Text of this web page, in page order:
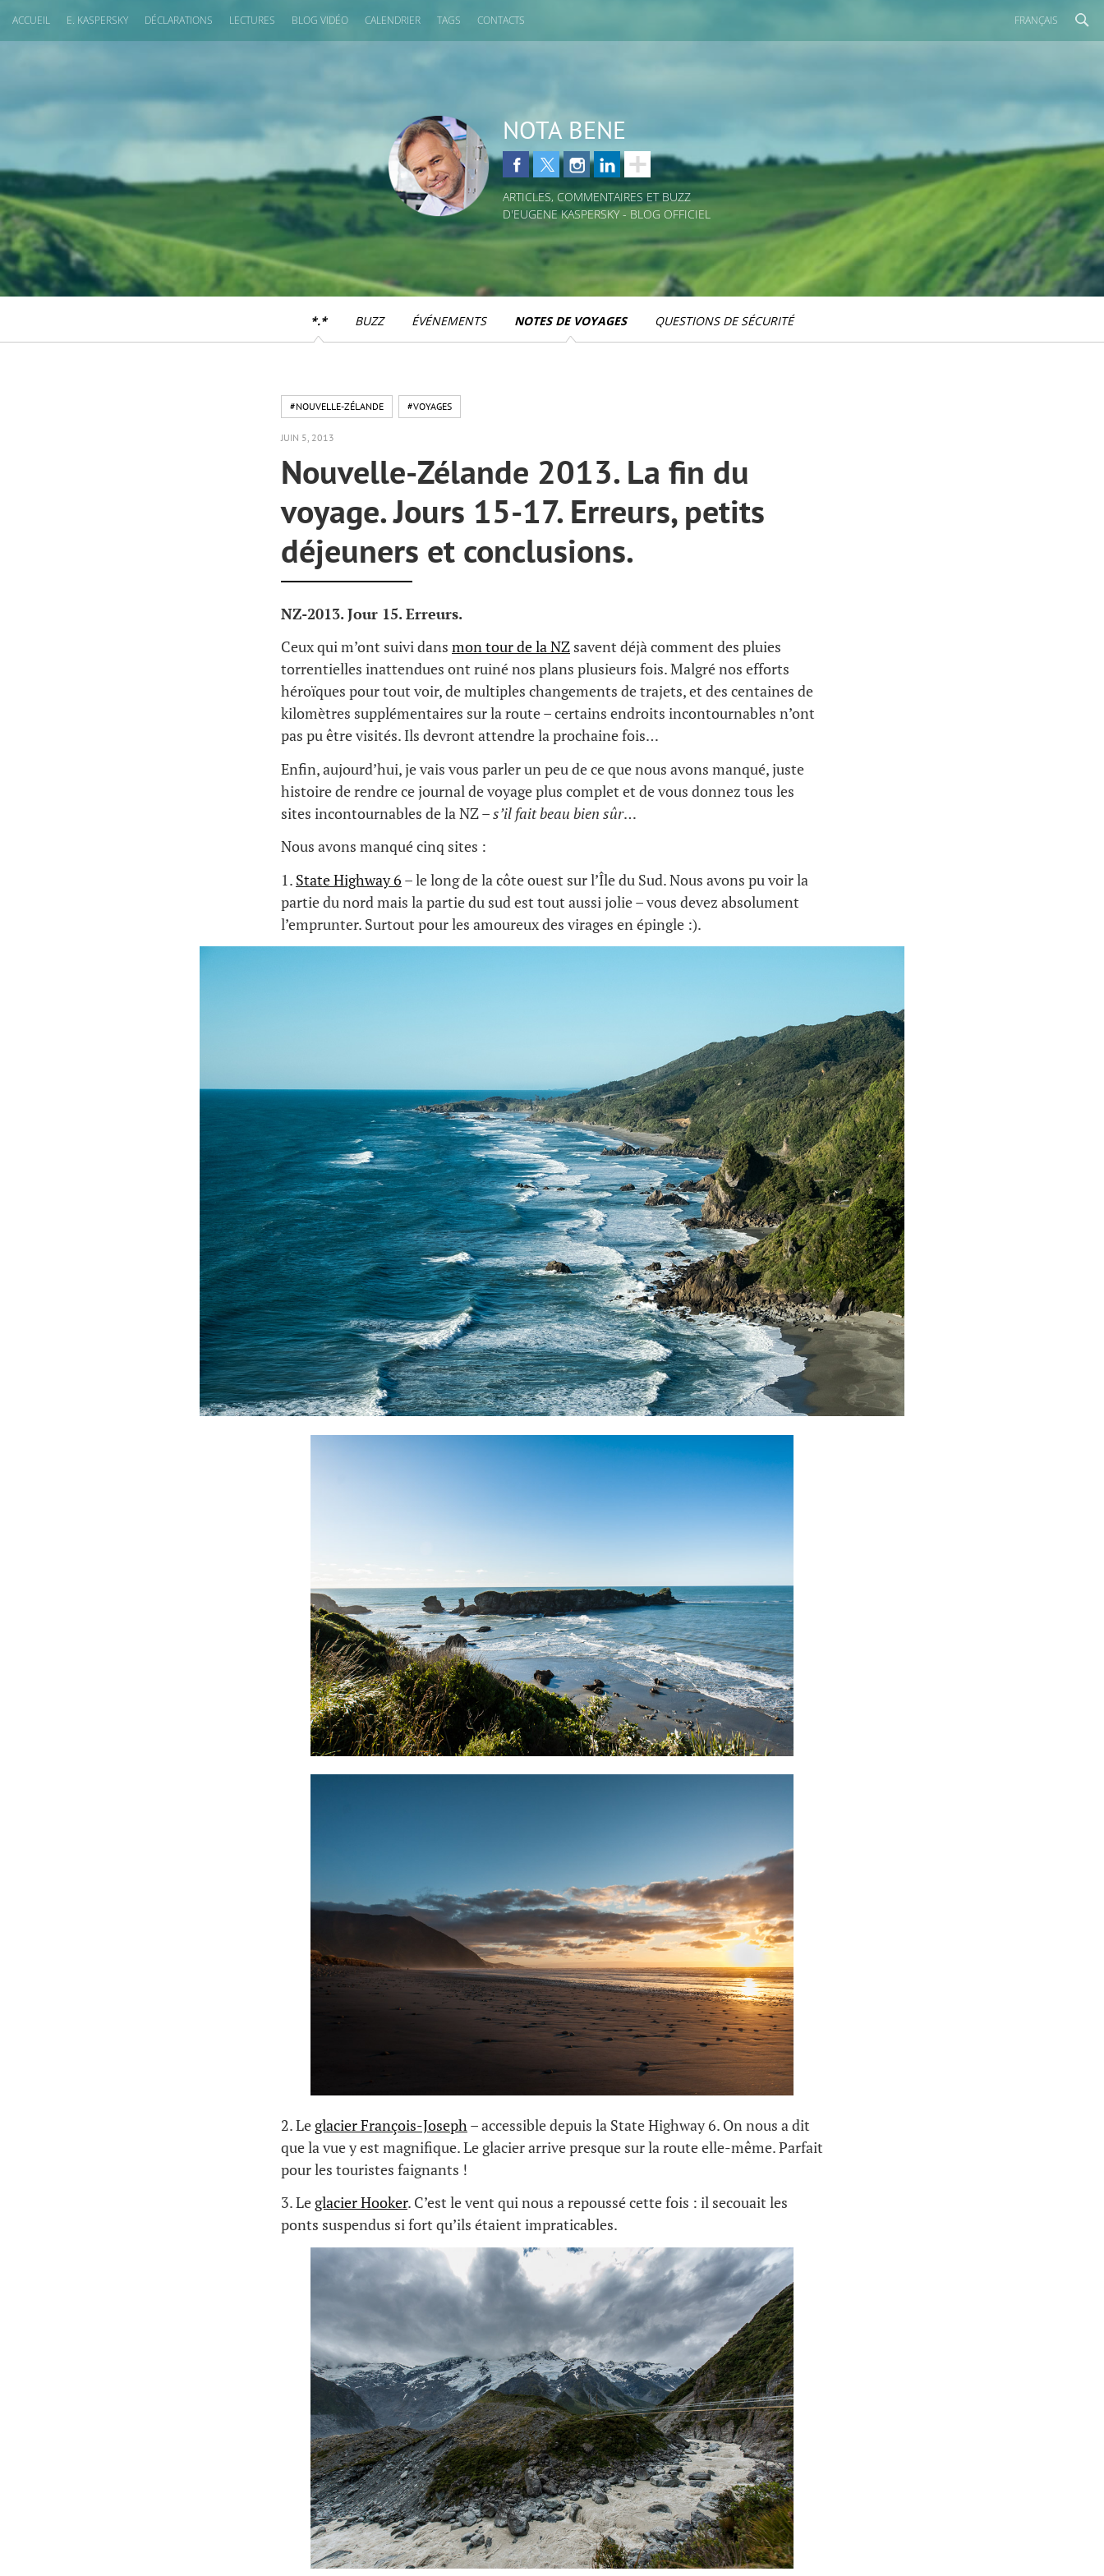
ACCUEIL E. KASPERSKY DÉCLARATIONS LECTURES BLOG VIDÉO CALENDRIER TAGS CONTACTS FRANÇAIS
NOTA BENE
ARTICLES, COMMENTAIRES ET BUZZ
D'EUGENE KASPERSKY - BLOG OFFICIEL
*.* BUZZ ÉVÉNEMENTS NOTES DE VOYAGES QUESTIONS DE SÉCURITÉ
#NOUVELLE-ZÉLANDE #VOYAGES
JUIN 5, 2013
Nouvelle-Zélande 2013. La fin du
voyage. Jours 15-17. Erreurs, petits
déjeuners et conclusions.
NZ-2013. Jour 15. Erreurs.
Ceux qui m’ont suivi dans mon tour de la NZ savent déjà comment des pluies
torrentielles inattendues ont ruiné nos plans plusieurs fois. Malgré nos efforts
héroïques pour tout voir, de multiples changements de trajets, et des centaines de
kilomètres supplémentaires sur la route – certains endroits incontournables n’ont
pas pu être visités. Ils devront attendre la prochaine fois…
Enfin, aujourd’hui, je vais vous parler un peu de ce que nous avons manqué, juste
histoire de rendre ce journal de voyage plus complet et de vous donnez tous les
sites incontournables de la NZ –s’il fait beau bien sûr…
Nous avons manqué cinq sites :
1. State Highway 6 – le long de la côte ouest sur l’Île du Sud. Nous avons pu voir la
partie du nord mais la partie du sud est tout aussi jolie – vous devez absolument
l’emprunter. Surtout pour les amoureux des virages en épingle :).
2. Le glacier François-Joseph– accessible depuis la State Highway 6. On nous a dit
que la vue y est magnifique. Le glacier arrive presque sur la route elle-même. Parfait
pour les touristes faignants !
3. Le glacier Hooker. C’est le vent qui nous a repoussé cette fois : il secouait les
ponts suspendus si fort qu’ils étaient impraticables.